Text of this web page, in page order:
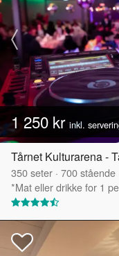
1 250 kr inkl.
Tårnet Kulturarena -
350seter · 700stående
*Mat eller drikke for 1